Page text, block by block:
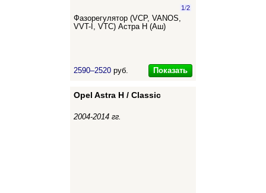
1/2
Фазорегулятор (VCP, VANOS,
VVT-I, VTC) Астра Н (Аш)
2590–2520 руб. Показать
Opel Astra H / Classic
2004-2014 гг.